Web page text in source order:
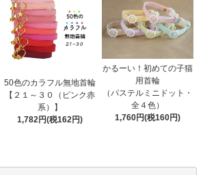
50色のカラフル無地首輪
【２１～３０（ピンク赤
系）】
1,782円(税162円)
かるーい！初めての子猫
用首輪
（パステルミニドット・
全４色）
1,760円(税160円)